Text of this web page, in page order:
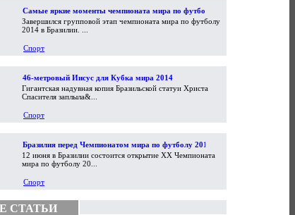
Самые яркие моменты чемпионата мира по футболу
2014
Завершился групповой этап чемпионата мира по футболу
2014 в Бразилии. ...
Спорт
46-метровый Иисус для Кубка мира 2014
Гигантская надувная копия Бразильской статуи Христа
Спасителя заплыла&...
Спорт
Бразилия перед Чемпионатом мира по футболу 2014
12 июня в Бразилии состоится открытие XX Чемпионата
мира по футболу 20...
Спорт
СТАТЬИ